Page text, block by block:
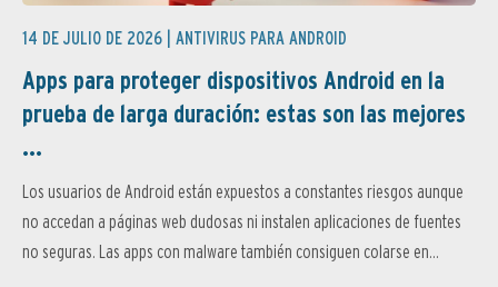
14 DE JULIO DE 2026 | ANTIVIRUS PARA ANDROID
Apps para proteger dispositivos Android en la
prueba de larga duración: estas son las mejores
...
Los usuarios de Android están expuestos a constantes riesgos aunque
no accedan a páginas web dudosas ni instalen aplicaciones de fuentes
no seguras. Las apps con malware también consiguen colarse en...